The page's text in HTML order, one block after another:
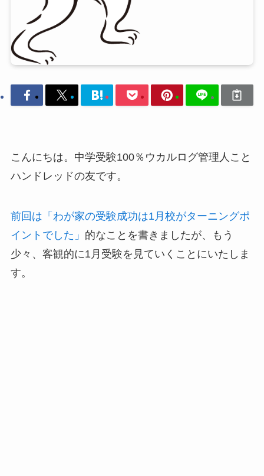
こんにちは。中学受験100％ウカルログ管理人こと
ハンドレッドの友です。
前回は「わが家の受験成功は1月校がターニングポ
イントでした」 的なことを書きましたが、もう
少々、客観的に1月受験を見ていくことにいたしま
す。